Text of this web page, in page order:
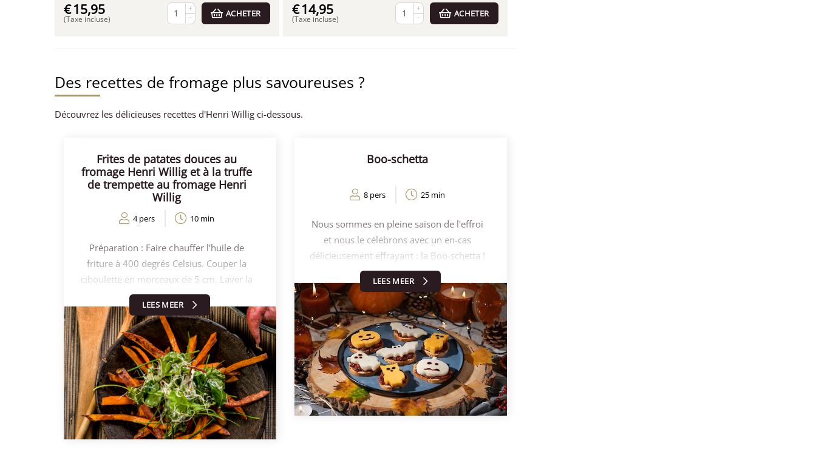
€15,95
(Taxe incluse)
+
−
ACHETER €14,95
(Taxe incluse)
+
−
ACHETER
Des recettes de fromage plus savoureuses ?
Découvrez les délicieuses recettes d'Henri Willig ci-dessous.
Frites de patates douces au
fromage Henri Willig et à la truffe
de trempette au fromage Henri
Willig
4 pers 10 min
Préparation : Faire chauffer l'huile de
friture à 400 degrés Celsius. Couper la
ciboulette en morceaux de 5 cm. Laver la
laitue et la mélanger avec la luzerne et la
ciboulette. Couper les patates douces avec
la peau et tout le reste en longues frites
d'environ 1,5 cm d'épaisseur. Bien laver les
frites pour enlever l'amidon et les éponger
avec du papier absorbant. Faites précuire
les frites dans l'huile de friture pendant
environ 3 minutes. Retirez les frites de
l'huile et laissez-les refroidir sur une
assiette. Ensuite, faites-les dorer à 190
LEES MEER
Boo-schetta
8 pers 25 min
Nous sommes en pleine saison de l'effroi
et nous le célébrons avec un en-cas
délicieusement effrayant : la Boo-schetta !
Avec notre fromage de chèvre crémeux
Glorious Goat et notre fromage de potiron
en édition limitée, nous donnons à la
bruschetta classique une tournure
effrayante, spécialement pour Halloween.
La Boo-schetta est la friandise parfaite
pour une soirée délicieuse et glaçante. Avec
notre tapenade au fromage et à la tomate,
vous pouvez préparer ce délicieux en-cas
en un rien de temps. Laissez-vous
LEES MEER